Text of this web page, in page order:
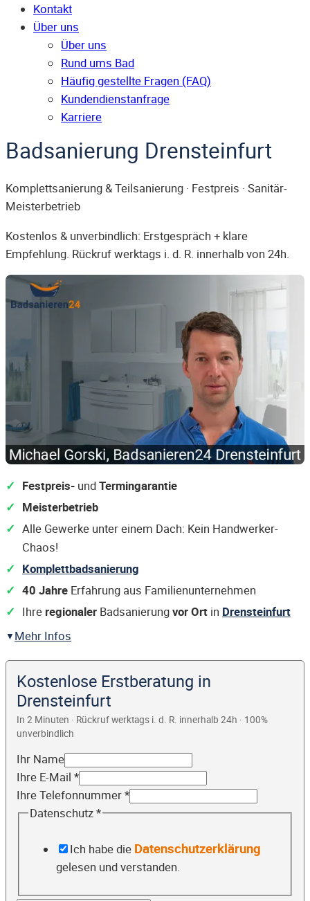
Kontakt
Über uns
Über uns
Rund ums Bad
Häufig gestellte Fragen (FAQ)
Kunden­dienst­anfrage
Karriere
Badsanierung Drensteinfurt
Komplettsanierung & Teilsanierung · Festpreis · Sanitär-
Meisterbetrieb
Kostenlos & unverbindlich: Erstgespräch + klare
Empfehlung. Rückruf werktags i. d. R. innerhalb von 24h.
Festpreis- undTermingarantie
Meisterbetrieb
Alle Gewerke unter einem Dach: Kein Handwerker-
Chaos!
Komplettbadsanierung
40 Jahre Erfahrung aus Familienunternehmen
Ihre regionaler Badsanierungvor Ort in Drensteinfurt
Mehr Infos
Kostenlose Erstberatung in
Drensteinfurt
In 2 Minuten · Rückruf werktags i. d. R. innerhalb 24h · 100%
unverbindlich
Ihr Name
Ihre E-Mail *
Ihre Telefonnummer*
Datenschutz*
Ich habe die Datenschutzerklärung
gelesen und verstanden.